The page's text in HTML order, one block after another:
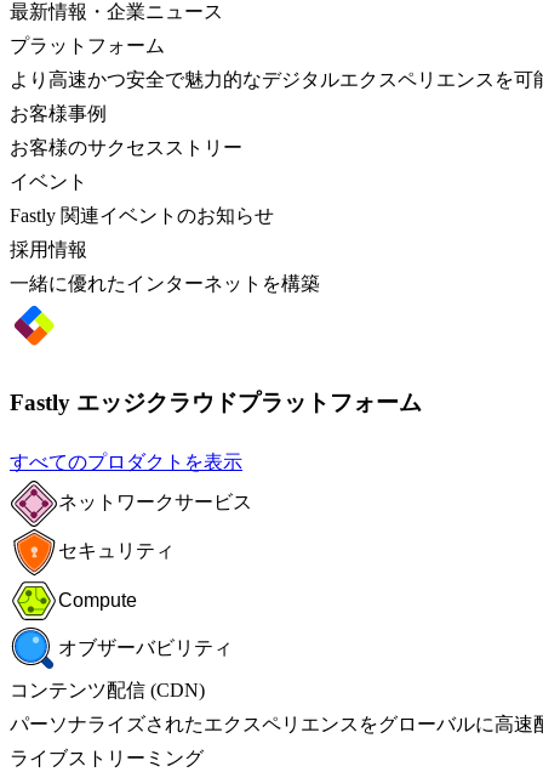
最新情報・企業ニュース
プラットフォーム
より高速かつ安全で魅力的なデジタルエクスペリエンスを可
お客様事例
お客様のサクセスストリー
イベント
Fastly 関連イベントのお知らせ
採用情報
一緒に優れたインターネットを構築
Fastly エッジクラウドプラットフォーム
すべてのプロダクトを表示
ネットワークサービス
セキュリティ
Compute
オブザーバビリティ
コンテンツ配信 (CDN)
パーソナライズされたエクスペリエンスをグローバルに高速
ライブストリーミング